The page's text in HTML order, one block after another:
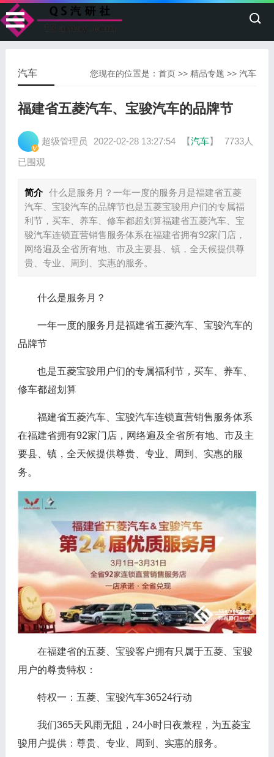
您现在的位置是：首页 >>精品专题 >>汽车
汽车
福建省五菱汽车、宝骏汽车的品牌节
超级管理员 2022-02-28 13:27:54 【汽车】
7733人
已围观
简介 什么是服务月？一年一度的服务月是福建省五菱
汽车、宝骏汽车的品牌节也是五菱宝骏用户们的专属福
利节，买车、养车、修车都超划算福建省五菱汽车、宝
骏汽车连锁直营销售服务体系在福建省拥有92家门店，
网络遍及全省所有地、市及主要县、镇，全天候提供尊
贵、专业、周到、实惠的服务。
什么是服务月？
一年一度的服务月是福建省五菱汽车、宝骏汽车的
品牌节
也是五菱宝骏用户们的专属福利节，买车、养车、
修车都超划算
福建省五菱汽车、宝骏汽车连锁直营销售服务体系
在福建省拥有92家门店，网络遍及全省所有地、市及主
要县、镇，全天候提供尊贵、专业、周到、实惠的服
务。
在福建省的五菱、宝骏客户拥有只属于五菱、宝骏
用户的尊贵特权：
特权一：五菱、宝骏汽车36524行动
我们365天风雨无阻，24小时日夜兼程，为五菱宝
骏用户提供：尊贵、专业、周到、实惠的服务。